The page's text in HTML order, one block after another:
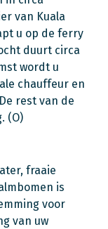
van Kuala
u op de ferry
duurt circa
wordt u
chauffeur en
rest van de
(O)
fraaie
is
voor
van uw